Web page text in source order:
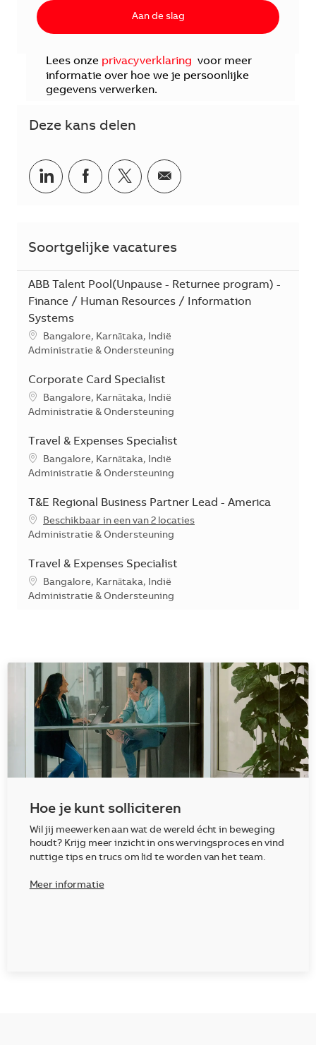
Aan de slag
Lees onze privacyverklaring voor meer
informatie over hoe we je persoonlijke
gegevens verwerken.
Deze kans delen
Delen via LinkedIn
Delen via Facebook
Delen via twitter
Delen via e-mail
Soortgelijke vacatures
ABB Talent Pool(Unpause - Returnee program) -
Finance / Human Resources / Information
Systems
*Je kunt je voorkeurslocatie(s) selecteren tijdens de
Bangalore, Karnātaka, Indië
Categorie
Administratie & Ondersteuning
Corporate Card Specialist
*Je kunt je voorkeurslocatie(s) selecteren tijdens de
Bangalore, Karnātaka, Indië
Categorie
Administratie & Ondersteuning
Travel & Expenses Specialist
*Je kunt je voorkeurslocatie(s) selecteren tijdens de
Bangalore, Karnātaka, Indië
Categorie
Administratie & Ondersteuning
T&E Regional Business Partner Lead - America
Beschikbaar in een van 2 locaties
Categorie
Administratie & Ondersteuning
Travel & Expenses Specialist
*Je kunt je voorkeurslocatie(s) selecteren tijdens de
Bangalore, Karnātaka, Indië
Categorie
Administratie & Ondersteuning
Hoe je kunt solliciteren
Wil jij meewerken aan wat de wereld écht in beweging
houdt? Krijg meer inzicht in ons wervingsproces en vind
nuttige tips en trucs om lid te worden van het team.
Meer informatie